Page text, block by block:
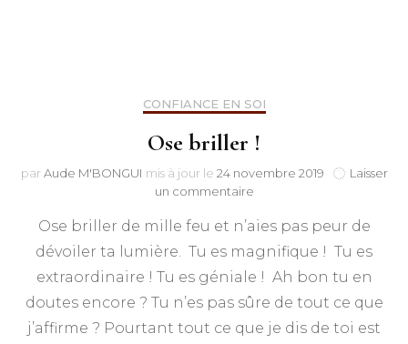
CONFIANCE EN SOI
Ose briller !
par Aude M'BONGUI mis à jour le 24 novembre 2019
Laisser
un commentairesur
briller
Ose briller de mille feu et n’aies pas peur de
dévoiler ta lumière. Tu es magnifique ! Tu es
extraordinaire ! Tu es géniale ! Ah bon tu en
doutes encore ? Tu n’es pas sûre de tout ce que
j’affirme ? Pourtant tout ce que je dis de toi est